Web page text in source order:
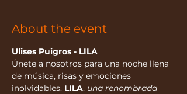
About the event
Ulises Puigros - LILA
Únete a nosotros para una noche llena
de música, risas y emociones
inolvidables. LILA, una renombrada